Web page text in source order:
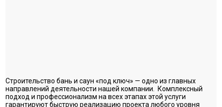
Строительство бань и саун «под ключ» — одно из главных
направлений деятельности нашей компании. Комплексный
подход и профессионализм на всех этапах этой услуги
гарантируют быструю реализацию проекта любого уровня